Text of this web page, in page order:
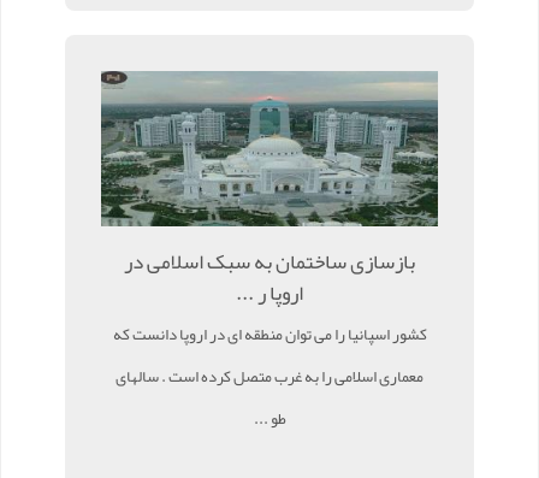
بازسازی ساختمان به سبک اسلامی در
اروپا ر ...
کشور اسپانیا را می توان منطقه ای در اروپا دانست که
معماری اسلامی را به غرب متصل کرده است . سالهای
طو ...